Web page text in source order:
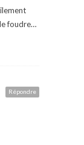
foudre…
Répondre